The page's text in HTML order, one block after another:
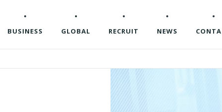
BUSINESS GLOBAL RECRUIT NEWS